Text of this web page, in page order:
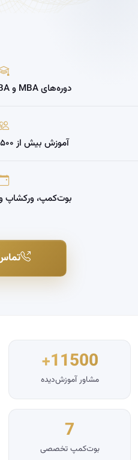
دوره‌های MBA و DBA تخصصی املاک
آموزش بیش از ۱۱,۵۰۰ مشاور حرفه‌ای
بوت‌کمپ،
11500+
مشاور آموزش‌دیده
7
بوت‌کمپ تخصصی